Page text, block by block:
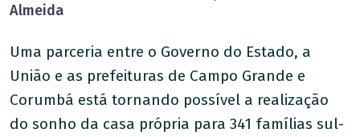
Almeida
Uma parceria entre o Governo do Estado, a
União e as prefeituras de Campo Grande e
Corumbá está tornando possível a realização
do sonho da casa própria para 341 famílias sul-